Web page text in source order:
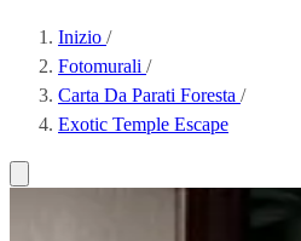
Inizio /
Fotomurali /
Carta Da Parati Foresta /
Exotic Temple Escape